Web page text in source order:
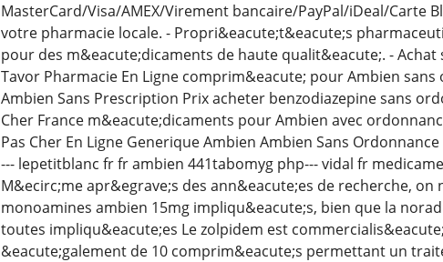
MasterCard/Visa/AMEX/Virement bancaire/PayPal/iDeal/Carte
votre pharmacie locale. - Propri&eacute;t&eacute;s
pour des m&eacute;dicaments de haute qualit&eacute;. - Achat
Tavor Pharmacie En Ligne comprim&eacute; pour Ambien
Ambien Sans Prescription Prix acheter benzodiazepine sans
Cher France m&eacute;dicaments pour Ambien avec
Pas Cher En Ligne Generique Ambien Ambien Sans
--- lepetitblanc fr fr ambien 441tabomyg php--- vidal fr
M&ecirc;me apr&egrave;s des ann&eacute;es de recherche,
monoamines ambien 15mg impliqu&eacute;s, bien que la
toutes impliqu&eacute;es Le zolpidem est
&eacute;galement de 10 comprim&eacute;s permettant un